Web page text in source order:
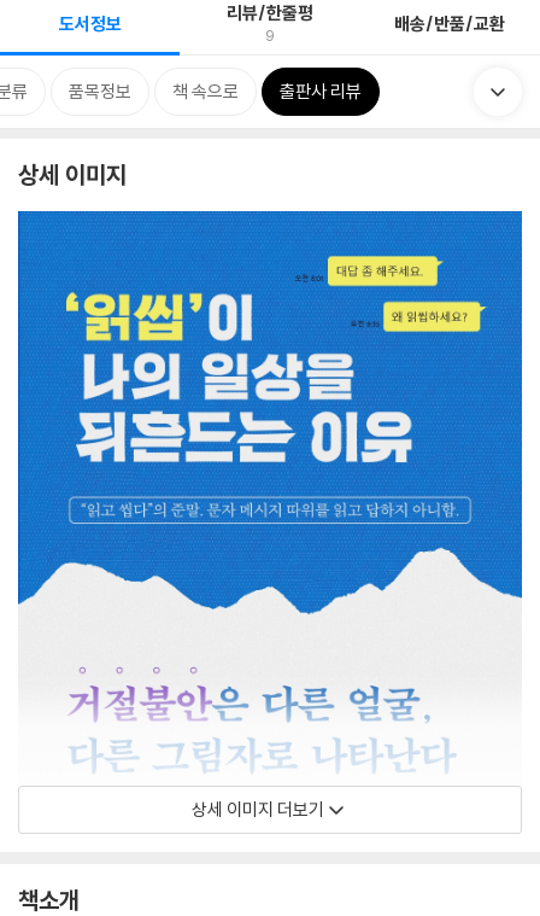
도서정보 리뷰/한줄평
9 배송/반품/교환
류 품목정보 책 속으로 출판사 리뷰
상세 이미지
상세 이미지 더보기
책소개